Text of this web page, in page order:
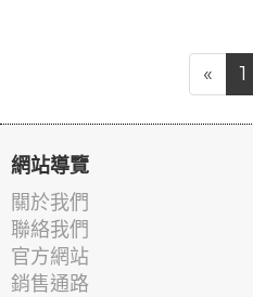
« 1
網站導覽
關於我們
聯絡我們
官方網站
銷售通路